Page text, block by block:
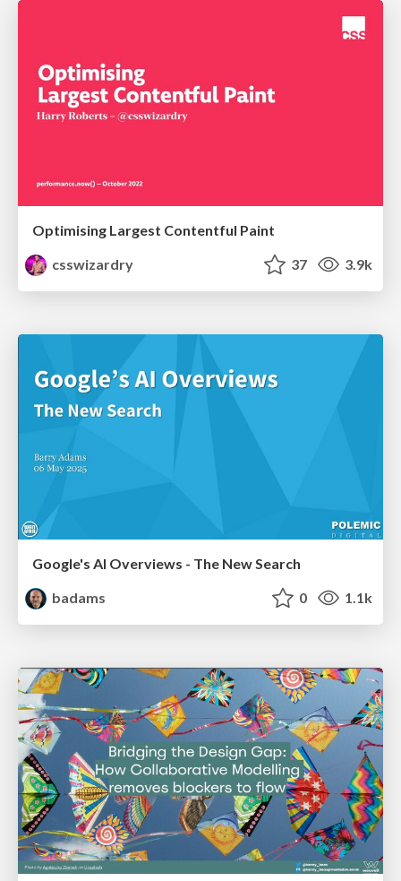
Optimising Largest Contentful Paint
csswizardry
37 3.9k
Google's AI Overviews - The New Search
badams
0 1.1k